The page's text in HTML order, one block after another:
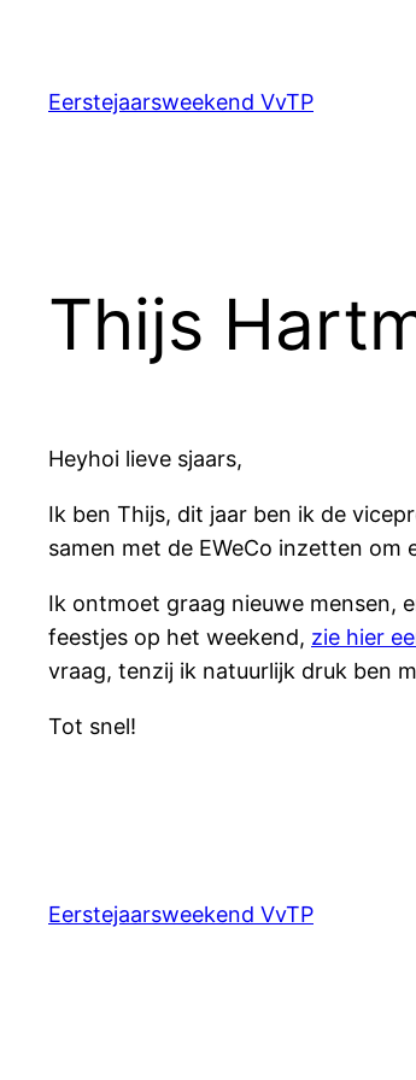
Eerstejaarsweekend VvTP
Thijs
Heyhoi lieve sjaars,
Ik ben Thijs, dit jaar ben ik de
samen met de EWeCo inzetten
Ik ontmoet graag nieuwe mensen,
feestjes op het weekend, zie hier
vraag, tenzij ik natuurlijk druk ben
Tot snel!
Eerstejaarsweekend VvTP